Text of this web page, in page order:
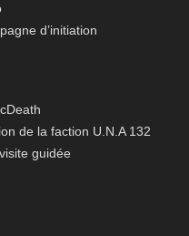
d’initiation
de la faction U.N.A 132
guidée